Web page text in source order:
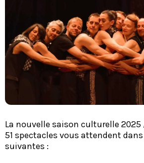
La nouvelle saison culturelle 2025
51 spectacles vous attendent
suivantes :